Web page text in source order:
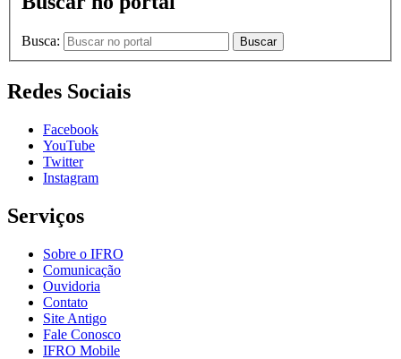
Busca: Buscar
Redes Sociais
Facebook
YouTube
Twitter
Instagram
Serviços
Sobre o IFRO
Comunicação
Ouvidoria
Contato
Site Antigo
Fale Conosco
IFRO Mobile